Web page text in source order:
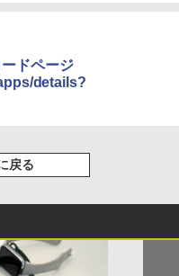
ドページ
details?
戻る